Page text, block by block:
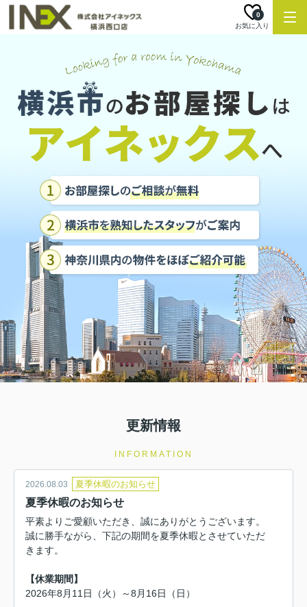
お気に入り
0
更新情報
INFORMATION
2026.08.03 夏季休暇のお知らせ
夏季休暇のお知らせ
平素よりご愛顧いただき、誠にありがとうございます。
誠に勝手ながら、下記の期間を夏季休暇とさせていただ
きます。
【休業期間】
2026年8月11日（火）～8月16日（日）